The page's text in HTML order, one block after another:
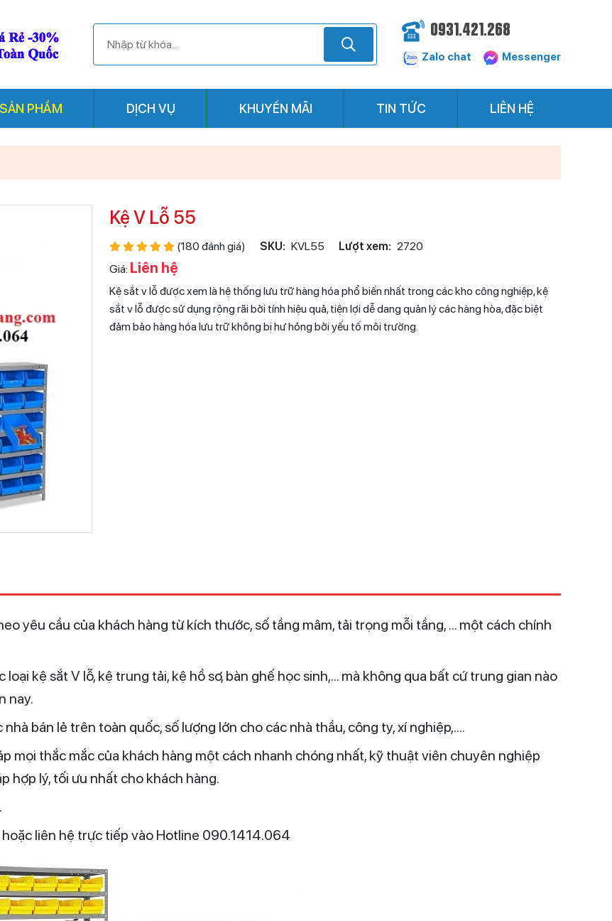
0931.421.268
Zalo chat Messenger
SẢN PHẨM DỊCH VỤ KHUYẾN MÃI TIN TỨC LIÊN HỆ
Kệ V Lỗ 55
(180 đánh giá) SKU: KVL55 Lượt xem: 2720
Giá: Liên hệ
Kệ sắt v lỗ được xem là hệ thống lưu trữ hàng hóa phổ biến nhất trong các kho công nghiệp, kệ
sắt v lỗ được sử dụng rộng rãi bởi tính hiệu quả, tiện lợi dễ dang quản lý các hàng hòa, đặc biệt
đảm bảo hàng hóa lưu trữ không bị hư hỏng bởi yếu tố môi trường.
yêu cầu của khách hàng từ kích thước, số tầng mâm, tải trọng mỗi tầng, ... một cách chính
loại kệ sắt V lỗ, kệ trung tải, kệ hồ sơ, bàn ghế học sinh,... mà không qua bất cứ trung gian nào
nay.
bán lẻ trên toàn quốc, số lượng lớn cho các nhà thầu, công ty, xí nghiệp,....
mọi thắc mắc của khách hàng một cách nhanh chóng nhất, kỹ thuật viên chuyên nghiệp
hợp lý, tối ưu nhất cho khách hàng.
liên hệ trực tiếp vào Hotline 090.1414.064